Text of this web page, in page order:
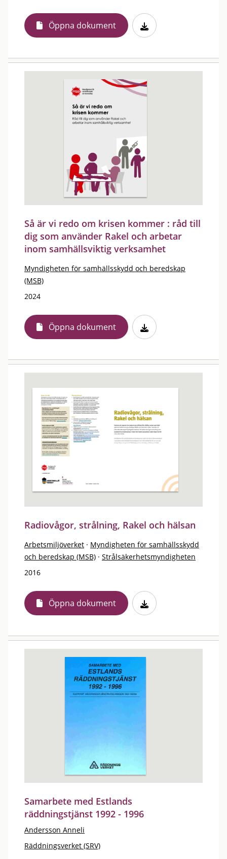
Öppna dokument
Så är vi redo om krisen kommer : råd till
dig som använder Rakel och arbetar
inom samhällsviktig verksamhet
Myndigheten för samhällsskydd och beredskap
(MSB)
2024
Öppna dokument
Radiovågor, strålning, Rakel och hälsan
Arbetsmiljöverket · Myndigheten för samhällsskydd
och beredskap (MSB) · Strålsäkerhetsmyndigheten
2016
Öppna dokument
Samarbete med Estlands
räddningstjänst 1992 - 1996
Andersson Anneli
Räddningsverket (SRV)